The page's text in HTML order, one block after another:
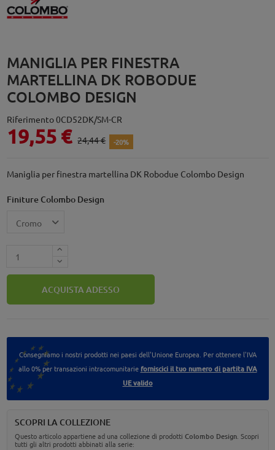
MANIGLIA PER FINESTRA
MARTELLINA DK ROBODUE
COLOMBO DESIGN
Riferimento0CD52DK/SM-CR
19,55 € 24,44 € -20%
Maniglia per finestra martellina DK Robodue Colombo Design
Finiture Colombo Design
ACQUISTA ADESSO
Consegniamo i nostri prodotti nei paesi dell'Unione Europea. Per ottenere l'IVA
allo 0% per transazioni intracomunitarie forniscici il tuo numero di partita IVA
UE valido
SCOPRI LA COLLEZIONE
Questo articolo appartiene ad una collezione di prodotti Colombo Design. Scopri
tutti gli altri prodotti abbinati alla serie: